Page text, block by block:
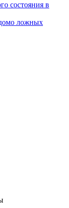
состояния в
ложных